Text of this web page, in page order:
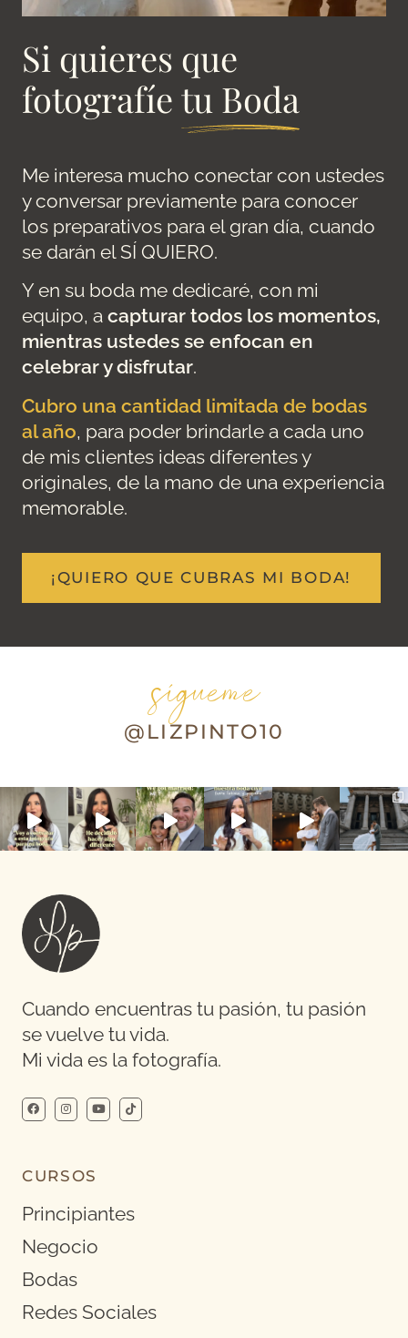
Si quieres que
fotografíetu Boda
Me interesa mucho conectar con ustedes
y conversar previamente para conocer
los preparativos para el gran día, cuando
se darán el SÍ QUIERO.
Y en su boda me dedicaré, con mi
equipo, a capturar todos los momentos,
mientras ustedes se enfocan en
celebrar y disfrutar.
Cubro una cantidad limitada de bodas
al año, para poder brindarle a cada uno
de mis clientes ideas diferentes y
originales, de la mano de una experiencia
memorable.
¡QUIERO QUE CUBRAS MI BODA!
sígueme
@LIZPINTO10
Cuando encuentras tu pasión, tu pasión
se vuelve tu vida.
Mi vida es la fotografía.
CURSOS
Principiantes
Negocio
Bodas
Redes Sociales